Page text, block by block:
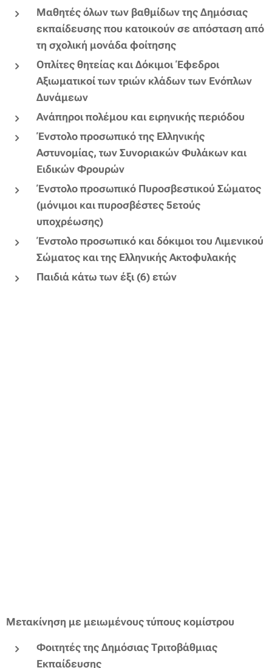
Μαθητές όλων των βαθμίδων της Δημόσιας
εκπαίδευσης που κατοικούν σε απόσταση από
τη σχολική μονάδα φοίτησης
Οπλίτες θητείας και Δόκιμοι Έφεδροι
Αξιωματικοί των τριών κλάδων των Ενόπλων
Δυνάμεων
Ανάπηροι πολέμου και ειρηνικής περιόδου
Ένστολο προσωπικό της Ελληνικής
Αστυνομίας, των Συνοριακών Φυλάκων και
Ειδικών Φρουρών
Ένστολο προσωπικό Πυροσβεστικού Σώματος
(μόνιμοι και πυροσβέστες 5ετούς
υποχρέωσης)
Ένστολο προσωπικό και δόκιμοι του Λιμενικού
Σώματος και της Ελληνικής Ακτοφυλακής
Παιδιά κάτω των έξι (6) ετών
Μετακίνηση με μειωμένους τύπους κομίστρου
Φοιτητές της Δημόσιας Τριτοβάθμιας
Εκπαίδευσης